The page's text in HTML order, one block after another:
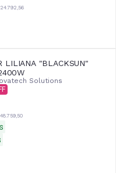
LILIANA "BLACKSUN"
Solutions